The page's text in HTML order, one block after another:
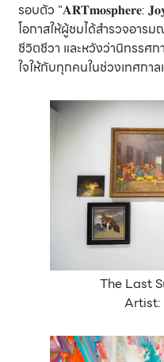
รอบตัว "𝐀𝐑𝐓𝐦𝐨𝐬𝐩𝐡𝐞𝐫𝐞:
โอกาสให้ผู้ชมได้สำรวจอาร
ชีวิตชีวา และหวังว่านิทรรศ
ใจให้กับทุกคนในช่วงเทศกา
The Last
Artist: